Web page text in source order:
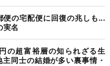
の宅配便に回復の兆しも...
実名
の超富裕層の知られざる生
同士の結婚が多い裏事情・